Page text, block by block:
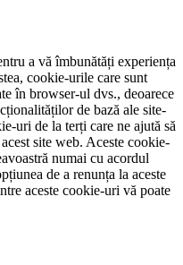
a vă îmbunătăți experiența
cookie-urile care sunt
în browser-ul dvs., deoarece
de bază ale site-
uri de la terți care ne ajută să
site web. Aceste cookie-
numai cu acordul
de a renunța la aceste
aceste cookie-uri vă poate